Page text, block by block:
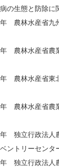
の生態と防除に
年 農林水産省九
年 農林水産省農
年 農林水産省東
年 農林水産省農
年 独立行政法人
ントリーセンタ
年 独立行政法人